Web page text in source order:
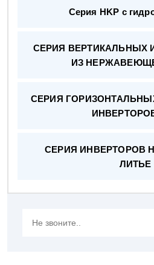
Серия HKP с
СЕРИЯ ВЕРТИКАЛЬНЫХ
ИЗ
СЕРИЯ
СЕРИЯ ИНВЕРТОРОВ
ЛИТЬЕ